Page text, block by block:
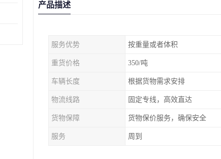
产品描述
服务优势 按重量或者体积
重货价格 350/吨
车辆长度 根据货物需求安排
物流线路 固定专线，高效直达
货物保障 货物保价服务，确保安全
服务 周到